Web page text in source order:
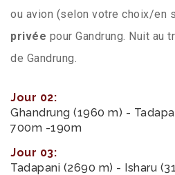
ou avion (selon votre choix/en
privée pour Gandrung. Nuit au
de Gandrung.
Jour 02:
Ghandrung (1960 m) -
700m -190m
Jour 03:
Tadapani (2690 m) - Isharu